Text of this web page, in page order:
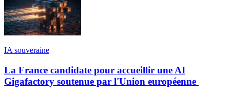
IA souveraine
La France candidate pour accueillir une AI
Gigafactory soutenue par l'Union européenne